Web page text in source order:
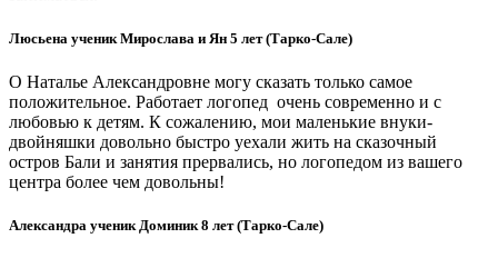
Люсьена ученик Мирослава и Ян 5 лет (Тарко-Сале)
О Наталье Александровне могу сказать только самое
положительное. Работает логопед очень современно и с
любовью к детям. К сожалению, мои маленькие внуки-
двойняшки довольно быстро уехали жить на сказочный
остров Бали и занятия прервались, но логопедом из вашего
центра более чем довольны!
Александра ученик Доминик 8 лет (Тарко-Сале)